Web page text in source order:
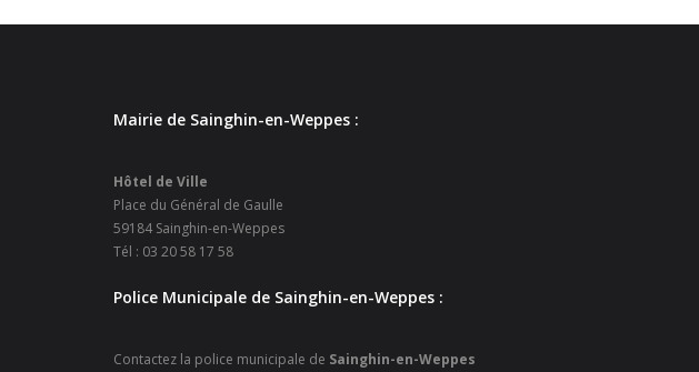
Mairie de Sainghin-en-Weppes :
Hôtel de Ville
Place du Général de Gaulle
59184 Sainghin-en-Weppes
Tél : 03 20 58 17 58
Police Municipale de Sainghin-en-Weppes :
Contactez la police municipale de Sainghin-en-Weppes